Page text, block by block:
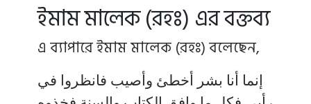
ইমাম মালেক (রহঃ) এর বক্তব্য
এ ব্যাপারে ইমাম মালেক (রহঃ) বলেছেন,
إنما أنا بشر أخطئ وأصيب فانظروا في